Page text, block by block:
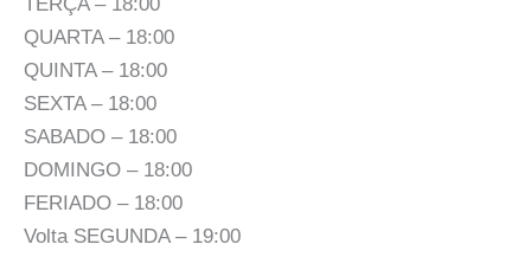
QUARTA – 18:00
QUINTA – 18:00
SEXTA – 18:00
SABADO – 18:00
DOMINGO – 18:00
FERIADO – 18:00
Volta SEGUNDA – 19:00